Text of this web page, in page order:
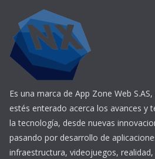
Es una marca de App Zone Web
estés enterado acerca los avances y
la tecnología, desde nuevas
pasando por desarrollo de
infraestructura, videojuegos,